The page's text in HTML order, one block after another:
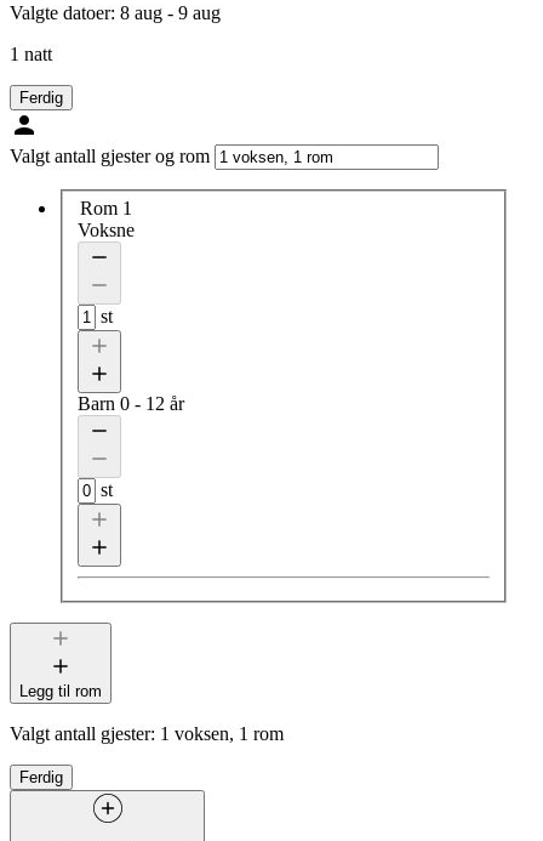
Valgte datoer: 8 aug - 9 aug
1 natt
Ferdig
Valgt antall gjester og rom
Rom 1
Voksne
st
Barn 0 - 12 år
st
Legg til rom
Valgt antall gjester: 1 voksen, 1 rom
Ferdig